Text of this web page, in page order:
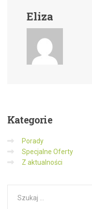
Eliza
Kategorie
Porady
Specjalne Oferty
Z aktualności